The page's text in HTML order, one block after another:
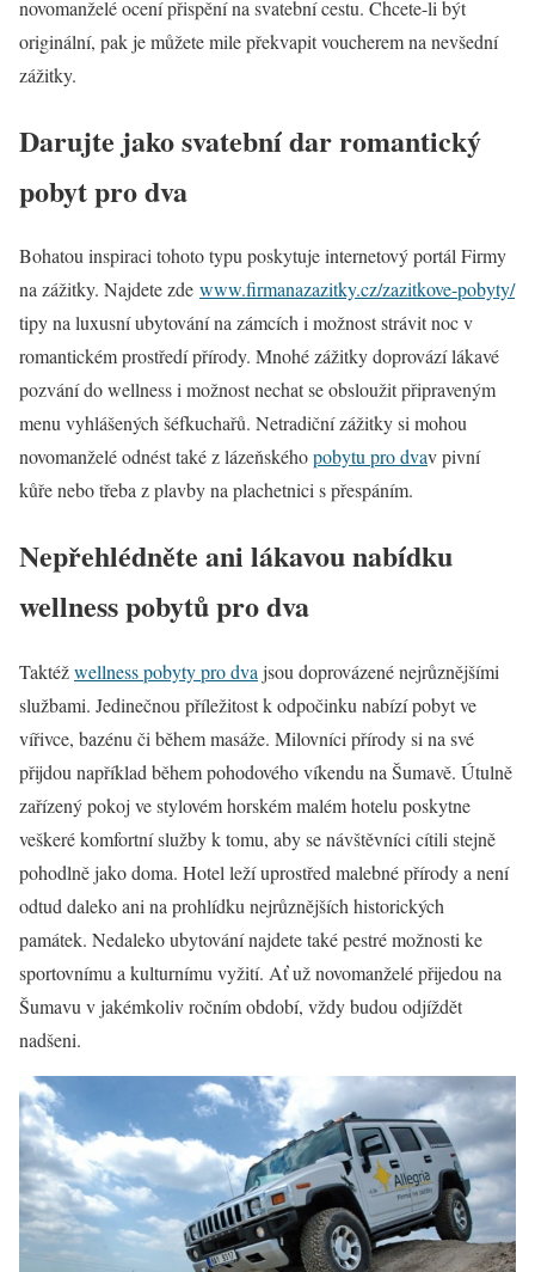
novomanželé ocení přispění na svatební cestu. Chcete-li být
originální, pak je můžete mile překvapit voucherem na nevšední
zážitky.
Darujte jako svatební dar romantický
pobyt pro dva
Bohatou inspiraci tohoto typu poskytuje internetový portál Firmy
na zážitky. Najdete zde www.firmanazazitky.cz/zazitkove-pobyty/
tipy na luxusní ubytování na zámcích i možnost strávit noc v
romantickém prostředí přírody. Mnohé zážitky doprovází lákavé
pozvání do wellness i možnost nechat se obsloužit připraveným
menu vyhlášených šéfkuchařů. Netradiční zážitky si mohou
novomanželé odnést také z lázeňskéhopobytu pro dvav pivní
kůře nebo třeba z plavby na plachetnici s přespáním.
Nepřehlédněte ani lákavou nabídku
wellness pobytů pro dva
Taktéžwellness pobyty pro dvajsou doprovázené nejrůznějšími
službami. Jedinečnou příležitost k odpočinku nabízí pobyt ve
vířivce, bazénu či během masáže. Milovníci přírody si na své
přijdou například během pohodového víkendu na Šumavě. Útulně
zařízený pokoj ve stylovém horském malém hotelu poskytne
veškeré komfortní služby k tomu, aby se návštěvníci cítili stejně
pohodlně jako doma. Hotel leží uprostřed malebné přírody a není
odtud daleko ani na prohlídku nejrůznějších historických
památek. Nedaleko ubytování najdete také pestré možnosti ke
sportovnímu a kulturnímu vyžití. Ať už novomanželé přijedou na
Šumavu v jakémkoliv ročním období, vždy budou odjíždět
nadšeni.